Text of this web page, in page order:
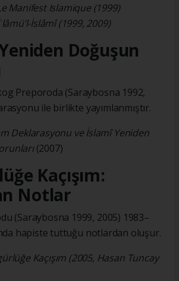
Manifest Islamique (1999)
İslâmî (1999, 2009)
Doğuşun
Preporoda (Saraybosna 1992,
ile birlikte yayımlanmıştır.
Deklarasyonu ve İslamî Yeniden
(2007)
Kaçışım:
Notlar
(Saraybosna 1999, 2005) 1983–
hapiste tuttuğu notlardan oluşur.
Kaçışım (2005, Hasan Tuncay